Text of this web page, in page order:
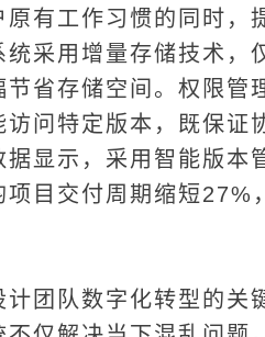
原有工作习惯的同时，
统采用增量存储技术，
节省存储空间。权限管
问特定版本，既保证
据显示，采用智能版本
项目交付周期缩短27%
计团队数字化转型的关